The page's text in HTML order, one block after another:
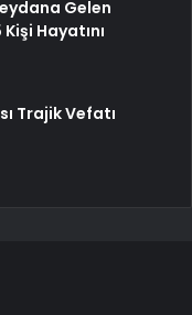
Gelen
Hayatını
Trajik Vefatı